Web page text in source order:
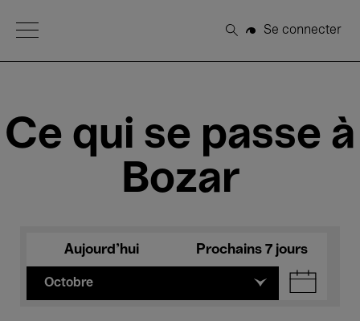
Open Menu
Rechercher
Se connecter
Ce qui se passe à
Bozar
Aujourd'hui Prochains 7 jours
Octobre